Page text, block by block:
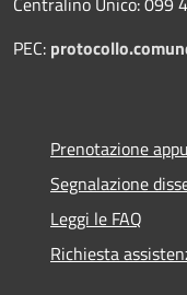
PEC:
Prenotazione
Segnalazione
Leggi le FAQ
Richiesta